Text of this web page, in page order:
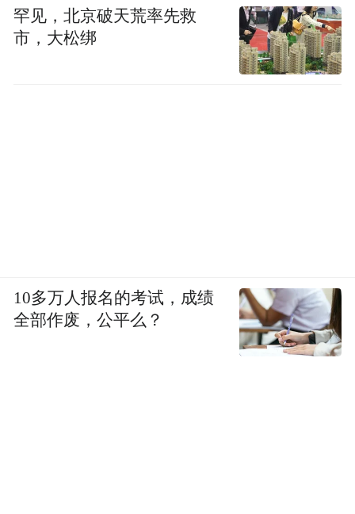
罕见，北京破天荒率先救
市，大松绑
10多万人报名的考试，成绩
全部作废，公平么？